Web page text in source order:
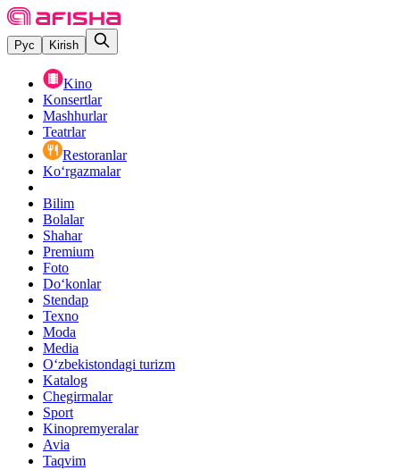
Рус Kirish
Kino
Konsertlar
Mashhurlar
Teatrlar
Restoranlar
Ko‘rgazmalar
Bilim
Bolalar
Shahar
Premium
Foto
Do‘konlar
Stendap
Texno
Moda
Media
O‘zbekistondagi turizm
Katalog
Chegirmalar
Sport
Kinopremyeralar
Avia
Taqvim